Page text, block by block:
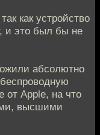
как устройство
и это был бы не
абсолютно
от Apple, на что
высшими